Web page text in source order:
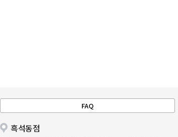
FAQ
흑석동점